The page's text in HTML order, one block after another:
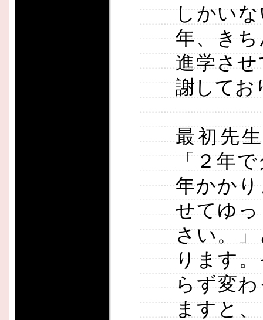
しかい
年、き
進学さ
謝してお
最初先
「２年
年かか
せてゆ
さい。
ります
らず変
ますと